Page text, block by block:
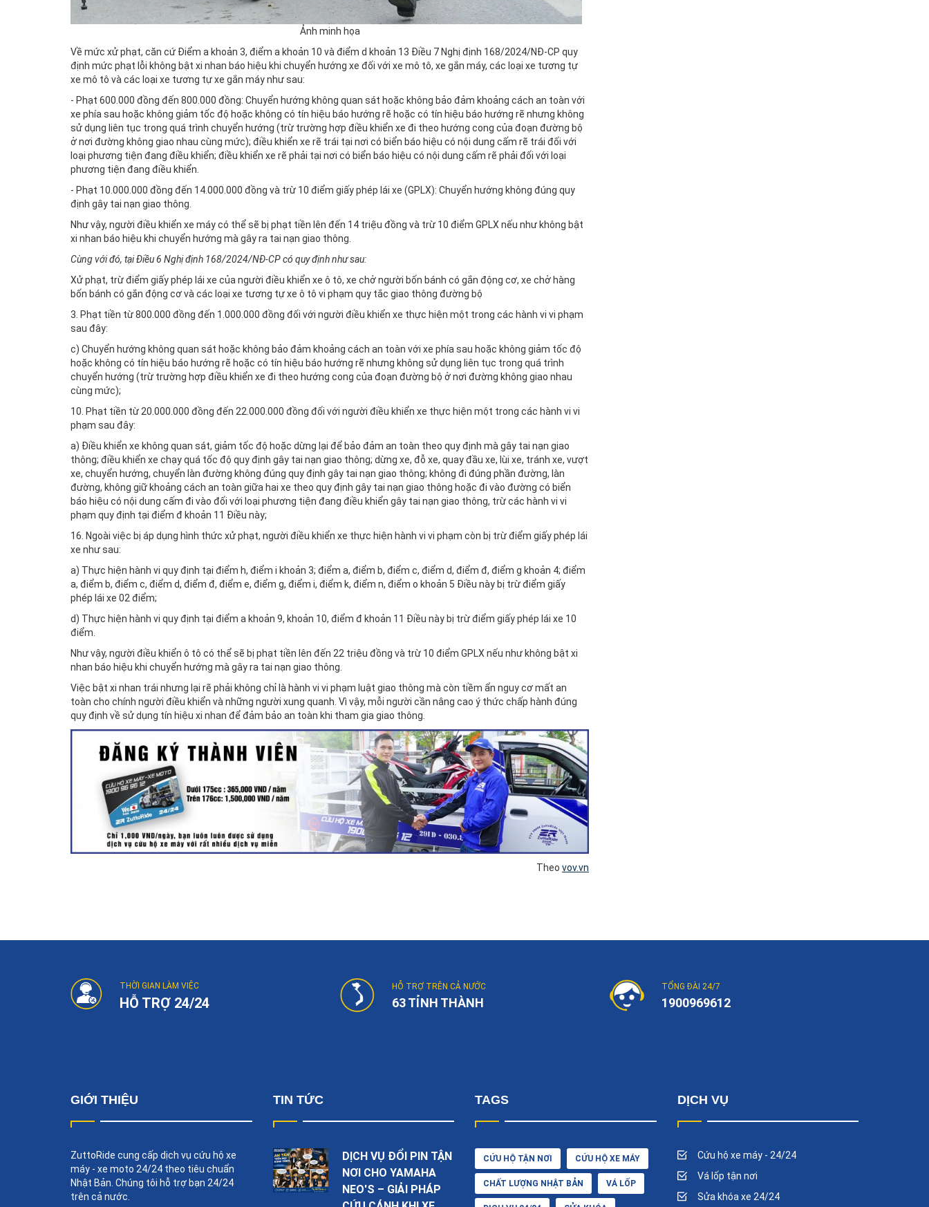
Ảnh minh họa
Về mức xử phạt, căn cứ Điểm a khoản 3, điểm a khoản 10 và điểm d khoản 13 Điều 7 Nghị định 168/2024/NĐ-CP quy
định mức phạt lỗi không bật xi nhan báo hiệu khi chuyển hướng xe đối với xe mô tô, xe gắn máy, các loại xe tương tự
xe mô tô và các loại xe tương tự xe gắn máy như sau:
- Phạt 600.000 đồng đến 800.000 đồng: Chuyển hướng không quan sát hoặc không bảo đảm khoảng cách an toàn với
xe phía sau hoặc không giảm tốc độ hoặc không có tín hiệu báo hướng rẽ hoặc có tín hiệu báo hướng rẽ nhưng không
sử dụng liên tục trong quá trình chuyển hướng (trừ trường hợp điều khiển xe đi theo hướng cong của đoạn đường bộ
ở nơi đường không giao nhau cùng mức); điều khiển xe rẽ trái tại nơi có biển báo hiệu có nội dung cấm rẽ trái đối với
loại phương tiện đang điều khiển; điều khiển xe rẽ phải tại nơi có biển báo hiệu có nội dung cấm rẽ phải đối với loại
phương tiện đang điều khiển.
- Phạt 10.000.000 đồng đến 14.000.000 đồng và trừ 10 điểm giấy phép lái xe (GPLX): Chuyển hướng không đúng quy
định gây tai nạn giao thông.
Như vậy, người điều khiển xe máy có thể sẽ bị phạt tiền lên đến 14 triệu đồng và trừ 10 điểm GPLX nếu như không bật
xi nhan báo hiệu khi chuyển hướng mà gây ra tai nạn giao thông.
Cùng với đó, tại Điều 6 Nghị định 168/2024/NĐ-CP có quy định như sau:
Xử phạt, trừ điểm giấy phép lái xe của người điều khiển xe ô tô, xe chở người bốn bánh có gắn động cơ, xe chở hàng
bốn bánh có gắn động cơ và các loại xe tương tự xe ô tô vi phạm quy tắc giao thông đường bộ
3. Phạt tiền từ 800.000 đồng đến 1.000.000 đồng đối với người điều khiển xe thực hiện một trong các hành vi vi phạm
sau đây:
c) Chuyển hướng không quan sát hoặc không bảo đảm khoảng cách an toàn với xe phía sau hoặc không giảm tốc độ
hoặc không có tín hiệu báo hướng rẽ hoặc có tín hiệu báo hướng rẽ nhưng không sử dụng liên tục trong quá trình
chuyển hướng (trừ trường hợp điều khiển xe đi theo hướng cong của đoạn đường bộ ở nơi đường không giao nhau
cùng mức);
10. Phạt tiền từ 20.000.000 đồng đến 22.000.000 đồng đối với người điều khiển xe thực hiện một trong các hành vi vi
phạm sau đây:
a) Điều khiển xe không quan sát, giảm tốc độ hoặc dừng lại để bảo đảm an toàn theo quy định mà gây tai nạn giao
thông; điều khiển xe chạy quá tốc độ quy định gây tai nạn giao thông; dừng xe, đỗ xe, quay đầu xe, lùi xe, tránh xe, vượt
xe, chuyển hướng, chuyển làn đường không đúng quy định gây tai nạn giao thông; không đi đúng phần đường, làn
đường, không giữ khoảng cách an toàn giữa hai xe theo quy định gây tai nạn giao thông hoặc đi vào đường có biển
báo hiệu có nội dung cấm đi vào đối với loại phương tiện đang điều khiển gây tai nạn giao thông, trừ các hành vi vi
phạm quy định tại điểm đ khoản 11 Điều này;
16. Ngoài việc bị áp dụng hình thức xử phạt, người điều khiển xe thực hiện hành vi vi phạm còn bị trừ điểm giấy phép lái
xe như sau:
a) Thực hiện hành vi quy định tại điểm h, điểm i khoản 3; điểm a, điểm b, điểm c, điểm d, điểm đ, điểm g khoản 4; điểm
a, điểm b, điểm c, điểm d, điểm đ, điểm e, điểm g, điểm i, điểm k, điểm n, điểm o khoản 5 Điều này bị trừ điểm giấy
phép lái xe 02 điểm;
d) Thực hiện hành vi quy định tại điểm a khoản 9, khoản 10, điểm đ khoản 11 Điều này bị trừ điểm giấy phép lái xe 10
điểm.
Như vậy, người điều khiển ô tô có thể sẽ bị phạt tiền lên đến 22 triệu đồng và trừ 10 điểm GPLX nếu như không bật xi
nhan báo hiệu khi chuyển hướng mà gây ra tai nạn giao thông.
Việc bật xi nhan trái nhưng lại rẽ phải không chỉ là hành vi vi phạm luật giao thông mà còn tiềm ẩn nguy cơ mất an
toàn cho chính người điều khiển và những người xung quanh. Vì vậy, mỗi người cần nâng cao ý thức chấp hành đúng
quy định về sử dụng tín hiệu xi nhan để đảm bảo an toàn khi tham gia giao thông.
Theo vov.vn
navigation
THỜI GIAN LÀM VIỆC
HỖ TRỢ 24/24
HỖ TRỢ TRÊN CẢ NƯỚC
63 TỈNH THÀNH
TỔNG ĐÀI 24/7
1900969612
GIỚI THIỆU
ZuttoRide cung cấp dịch vụ cứu hộ xe
máy - xe moto 24/24 theo tiêu chuẩn
Nhật Bản. Chúng tôi hỗ trợ bạn 24/24
trên cả nước.
TIN TỨC
DỊCH VỤ ĐỔI PIN TẬN
NƠI CHO YAMAHA
NEO'S – GIẢI PHÁP
TAGS
CỨU HỘ TẬN NƠI CỨU HỘ XE MÁY
CHẤT LƯỢNG NHẬT BẢN VÁ LỐP
DỊCH VỤ
Cứu hộ xe máy - 24/24
Vá lốp tận nơi
Sửa khóa xe 24/24